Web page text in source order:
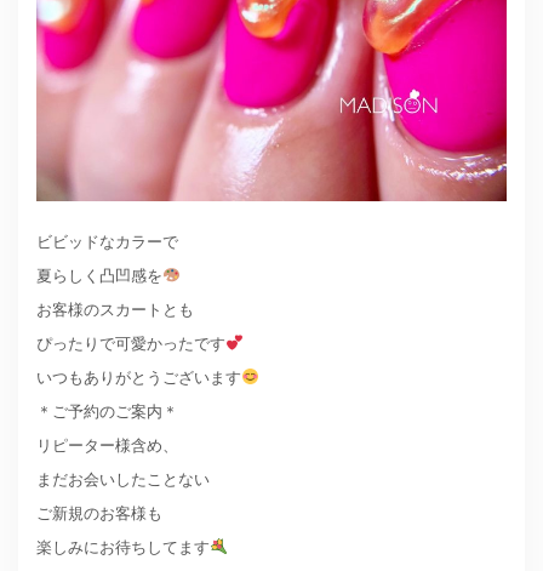
ビビッドなカラーで
夏らしく凸凹感を
お客様のスカートとも
ぴったりで可愛かったです
いつもありがとうございます
＊ご予約のご案内＊
リピーター様含め、
まだお会いしたことない
ご新規のお客様も
楽しみにお待ちしてます